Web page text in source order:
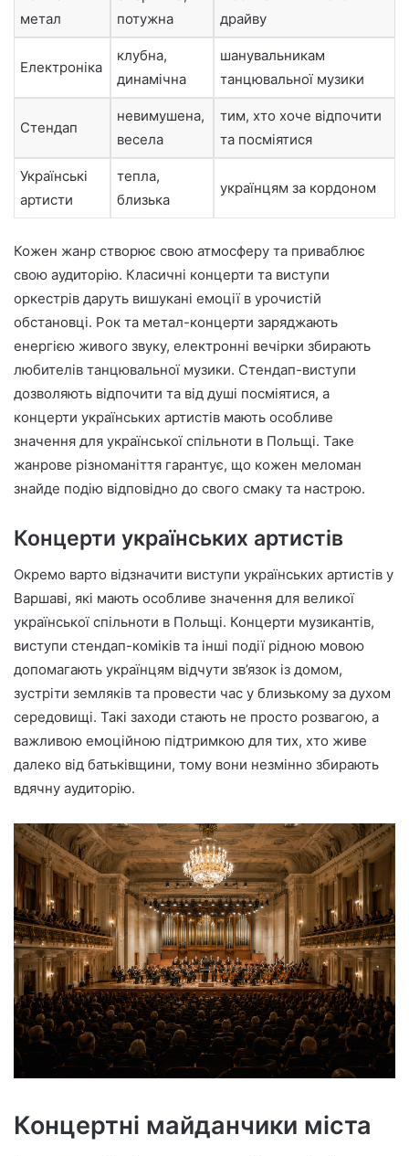
метал
потужна
драйву
Електроніка
клубна,
динамічна
шанувальникам
танцювальної музики
Стендап
невимушена,
весела
тим, хто хоче відпочити
та посміятися
Українські
артисти
тепла,
близька
українцям за кордоном
Кожен жанр створює свою атмосферу та приваблює
свою аудиторію. Класичні концерти та виступи
оркестрів даруть вишукані емоції в урочистій
обстановці. Рок та метал-концерти заряджають
енергією живого звуку, електронні вечірки збирають
любителів танцювальної музики. Стендап-виступи
дозволяють відпочити та від душі посміятися, а
концерти українських артистів мають особливе
значення для української спільноти в Польщі. Таке
жанрове різноманіття гарантує, що кожен меломан
знайде подію відповідно до свого смаку та настрою.
Концерти українських артистів
Окремо варто відзначити виступи українських артистів у
Варшаві, які мають особливе значення для великої
української спільноти в Польщі. Концерти музикантів,
виступи стендап-коміків та інші події рідною мовою
допомагають українцям відчути зв’язок із домом,
зустріти земляків та провести час у близькому за духом
середовищі. Такі заходи стають не просто розвагою, а
важливою емоційною підтримкою для тих, хто живе
далеко від батьківщини, тому вони незмінно збирають
вдячну аудиторію.
Концертні майданчики міста